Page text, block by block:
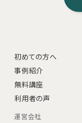
初めての方へ
事例紹介
無料講座
利用者の声
運営会社